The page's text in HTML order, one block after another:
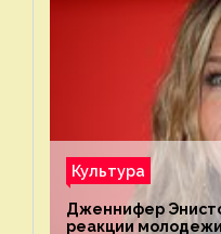
Культура
Дженнифер
реакции